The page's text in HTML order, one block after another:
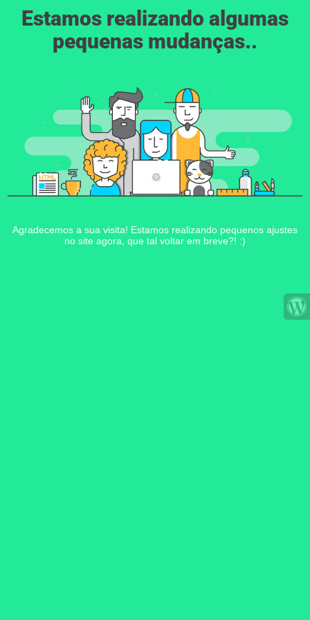
Estamos realizando algumas
pequenas mudanças..
Agradecemos a sua visita! Estamos realizando pequenos ajustes
no site agora, que tal voltar em breve?! :)